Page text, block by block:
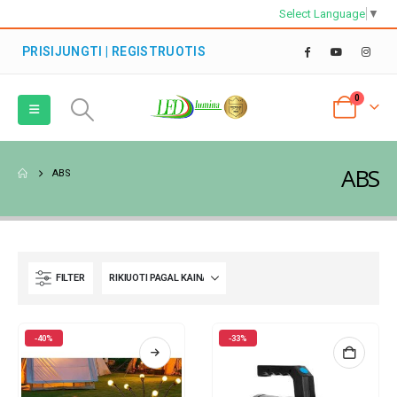
Select Language ▼
PRISIJUNGTI | REGISTRUOTIS
0
ABS
ABS
FILTER
-40% -33%